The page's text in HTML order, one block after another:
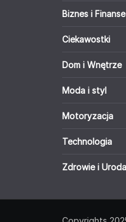
Biznes i Finanse
Ciekawostki
Dom i Wnętrze
Moda i styl
Motoryzacja
Technologia
Zdrowie i Uroda